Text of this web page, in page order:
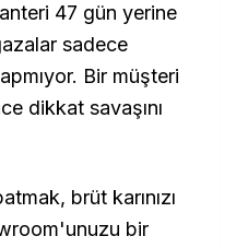
47 gün yerine
sadece
Bir müşteri
dikkat savaşını
brüt karınızı
bir